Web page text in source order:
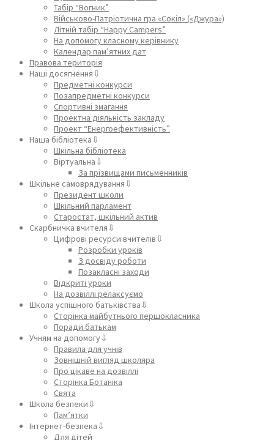
Табір “Вогник”
Військово-Патріотична гра «Сокіл» («Джура»)
Літній табір “Happy Campers”
На допомогу класному керівнику
Календар пам’ятних дат
Правова територія
Наші досягнення⇩
Предметні конкурси
Позапредметні конкурси
Спортивні змагання
Проектна діяльність закладу
Проект “Енергоефективність”
Наша бібліотека⇩
Шкільна бібліотека
Віртуальна⇩
За прізвищами письменників
Шкільне самоврядування⇩
Президент школи
Шкільний парламент
Старостат, шкільний актив
Скарбничка вчителя⇩
Цифрові ресурси вчителів⇩
Розробки уроків
З досвіду роботи
Позакласні заходи
Відкриті уроки
На дозвіллі релаксуємо
Школа успішного батьківства⇩
Сторінка майбутнього першокласника
Поради батькам
Учням на допомогу⇩
Правила для учнів
Зовнішній вигляд школяра
Про цікаве на дозвіллі
Сторінка Ботаніка
Свята
Школа безпеки⇩
Пам’ятки
Інтернет-безпека⇩
Для дітей